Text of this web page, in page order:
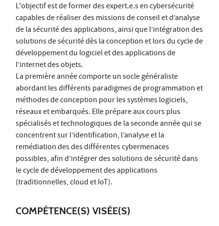
L'objectif est de former des expert.e.s en cybersécurité
capables de réaliser des missions de conseil et d’analyse
de la sécurité des applications, ainsi que l’intégration des
solutions de sécurité dès la conception et lors du cycle de
développement du logiciel et des applications de
l’internet des objets.
La première année comporte un socle généraliste
abordant les différents paradigmes de programmation et
méthodes de conception pour les systèmes logiciels,
réseaux et embarqués. Elle prépare aux cours plus
spécialisés et technologiques de la seconde année qui se
concentrent sur l’identification, l’analyse et la
remédiation des des différentes cybermenaces
possibles, afin d’intégrer des solutions de sécurité dans
le cycle de développement des applications
(traditionnelles, cloud et IoT).
COMPÉTENCE(S) VISÉE(S)